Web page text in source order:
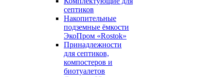
септиков
Накопительные
подземные ёмкости
ЭкоПром «Rostok»
Принадлежности
для септиков,
компостеров и
биотуалетов